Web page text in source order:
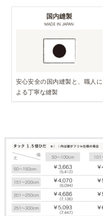
国内縫製
MADE IN JAPAN
安心安全の国内縫製と、職人に
よる丁寧な縫製